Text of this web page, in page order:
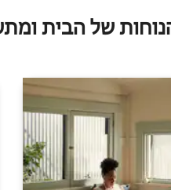
של הבית